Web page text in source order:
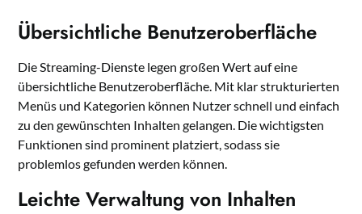
Übersichtliche Benutzeroberfläche
Die Streaming-Dienste legen großen Wert auf eine
übersichtliche Benutzeroberfläche. Mit klar strukturierten
Menüs und Kategorien können Nutzer schnell und einfach
zu den gewünschten Inhalten gelangen. Die wichtigsten
Funktionen sind prominent platziert, sodass sie
problemlos gefunden werden können.
Leichte Verwaltung von Inhalten